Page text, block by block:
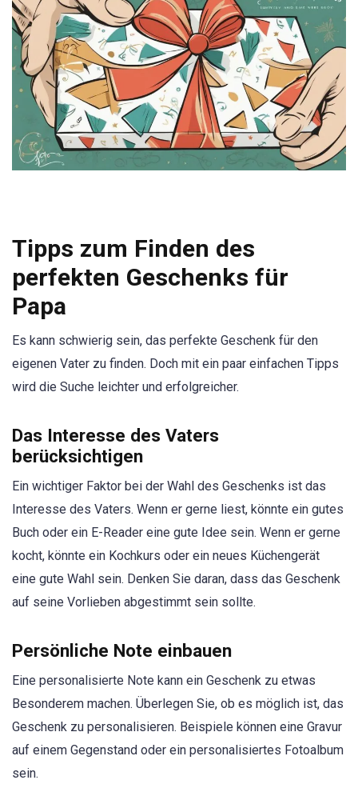
Tipps zum Finden des
perfekten Geschenks für
Papa
Es kann schwierig sein, das perfekte Geschenk für den
eigenen Vater zu finden. Doch mit ein paar einfachen Tipps
wird die Suche leichter und erfolgreicher.
Das Interesse des Vaters
berücksichtigen
Ein wichtiger Faktor bei der Wahl des Geschenks ist das
Interesse des Vaters. Wenn er gerne liest, könnte ein gutes
Buch oder ein E-Reader eine gute Idee sein. Wenn er gerne
kocht, könnte ein Kochkurs oder ein neues Küchengerät
eine gute Wahl sein. Denken Sie daran, dass das Geschenk
auf seine Vorlieben abgestimmt sein sollte.
Persönliche Note einbauen
Eine personalisierte Note kann ein Geschenk zu etwas
Besonderem machen. Überlegen Sie, ob es möglich ist, das
Geschenk zu personalisieren. Beispiele können eine Gravur
auf einem Gegenstand oder ein personalisiertes Fotoalbum
sein.